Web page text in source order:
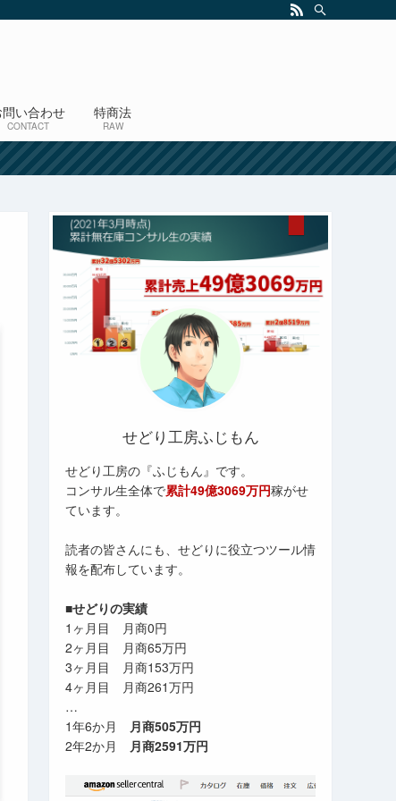
問い合わせ
CONTACT
特商法
RAW
せどり工房ふじもん
せどり工房の『ふじもん』です。
コンサル生全体で累計49億3069万円稼がせ
ています。
読者の皆さんにも、せどりに役立つツール情
報を配布しています。
■せどりの実績
1ヶ月目 月商0円
2ヶ月目 月商65万円
3ヶ月目 月商153万円
4ヶ月目 月商261万円
…
1年6か月 月商505万円
2年2か月 月商2591万円